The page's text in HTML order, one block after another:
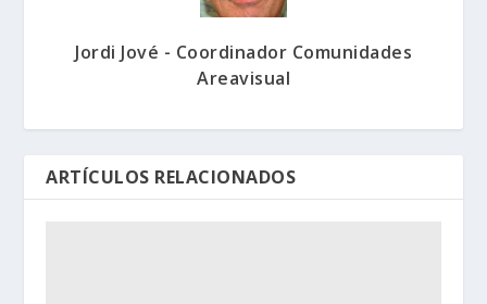
Jordi Jové - Coordinador Comunidades
Areavisual
ARTÍCULOS RELACIONADOS